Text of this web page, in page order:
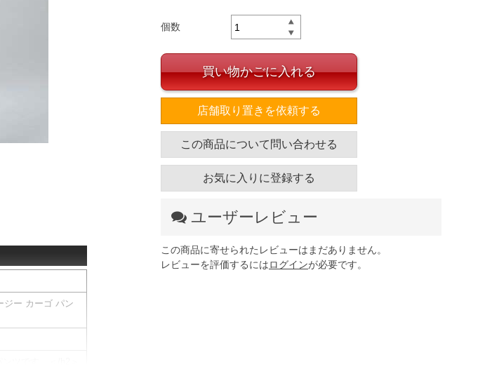
ジー カーゴ パン
ツです。＜/h2＞
個数
買い物かごに入れる
店舗取り置きを依頼する
この商品について問い合わせる
お気に入りに登録する
ユーザーレビュー
この商品に寄せられたレビューはまだありません。
レビューを評価するにはログインが必要です。